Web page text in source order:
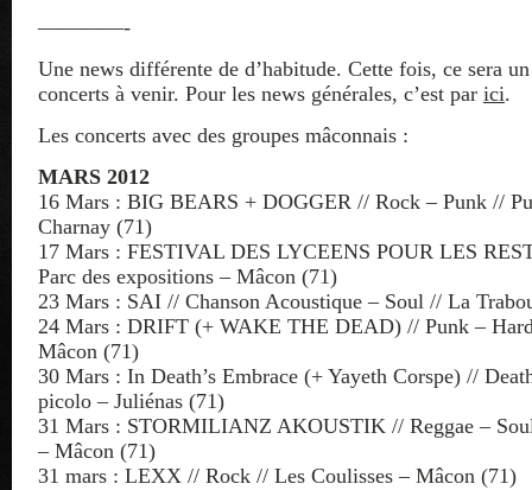
————-
Une news différente de d’habitude. Cette fois, ce sera
concerts à venir. Pour les news générales, c’est par ici.
Les concerts avec des groupes mâconnais :
MARS 2012
16 Mars : BIG BEARS + DOGGER // Rock – Punk //
Charnay (71)
17 Mars : FESTIVAL DES LYCEENS POUR LES
Parc des expositions – Mâcon (71)
23 Mars : SAI // Chanson Acoustique – Soul // La
24 Mars : DRIFT (+ WAKE THE DEAD) // Punk –
Mâcon (71)
30 Mars : In Death’s Embrace (+ Yayeth Corspe) //
picolo – Juliénas (71)
31 Mars : STORMILIANZ AKOUSTIK // Reggae –
– Mâcon (71)
31 mars : LEXX // Rock // Les Coulisses – Mâcon (71)